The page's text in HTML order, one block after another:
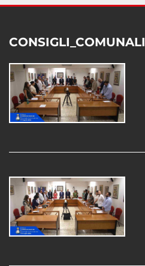
CONSIGLI_COMUNALI